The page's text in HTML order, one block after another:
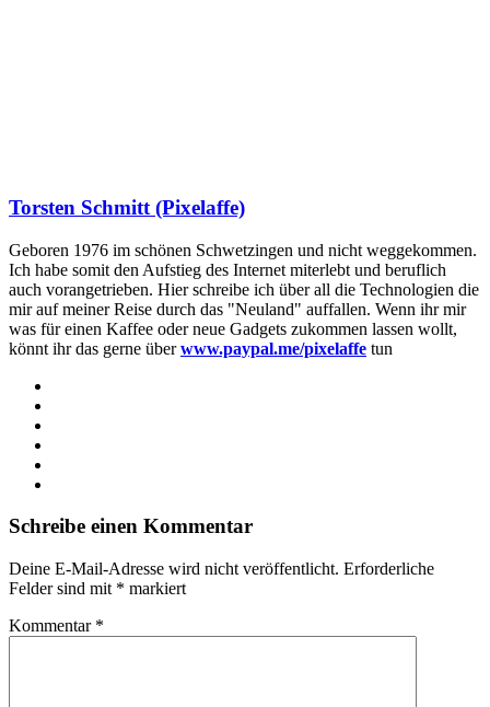
Torsten Schmitt (Pixelaffe)
Geboren 1976 im schönen Schwetzingen und nicht weggekommen.
Ich habe somit den Aufstieg des Internet miterlebt und beruflich
auch vorangetrieben. Hier schreibe ich über all die Technologien die
mir auf meiner Reise durch das "Neuland" auffallen. Wenn ihr mir
was für einen Kaffee oder neue Gadgets zukommen lassen wollt,
könnt ihr das gerne überwww.paypal.me/pixelaffe tun
Schreibe einen Kommentar
Deine E-Mail-Adresse wird nicht veröffentlicht. Erforderliche
Felder sind mit * markiert
Kommentar *